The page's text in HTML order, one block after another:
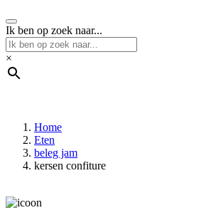
Ik ben op zoek naar...
×
Home
Eten
beleg jam
kersen confiture